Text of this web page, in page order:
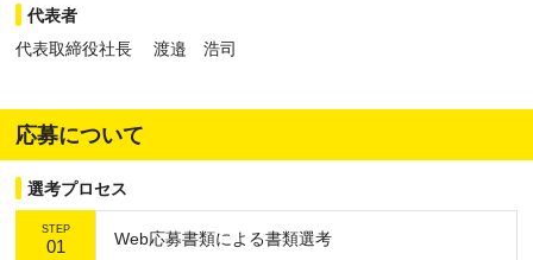
代表者
代表取締役社長 渡邉 浩司
応募について
選考プロセス
STEP
01 Web応募書類による書類選考